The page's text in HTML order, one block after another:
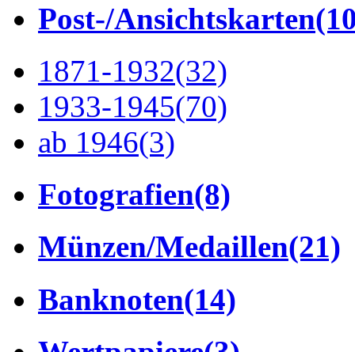
Post-/Ansichtskarten
1871-1932(32)
1933-1945(70)
ab 1946(3)
Fotografien(8)
Münzen/Medaillen(21)
Banknoten(14)